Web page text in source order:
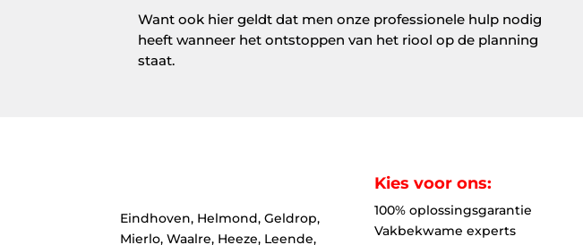
Want ook hier geldt dat men onze professionele hulp nodig
heeft wanneer het ontstoppen van het riool op de planning
staat.
Eindhoven, Helmond, Geldrop,
Mierlo, Waalre, Heeze, Leende,
Kies voor ons:
100% oplossingsgarantie
Vakbekwame experts